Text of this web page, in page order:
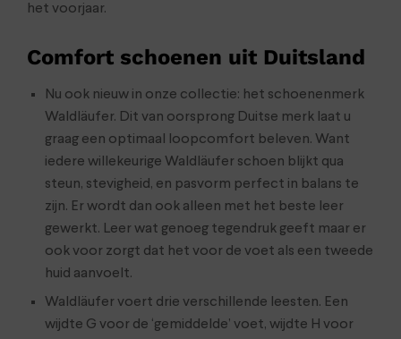
het voorjaar.
Comfort schoenen uit Duitsland
Nu ook nieuw in onze collectie: het schoenenmerk
Waldläufer. Dit van oorsprong Duitse merk laat u
graag een optimaal loopcomfort beleven. Want
iedere willekeurige Waldläufer schoen blijkt qua
steun, stevigheid, en pasvorm perfect in balans te
zijn. Er wordt dan ook alleen met het beste leer
gewerkt. Leer wat genoeg tegendruk geeft maar er
ook voor zorgt dat het voor de voet als een tweede
huid aanvoelt.
Waldläufer voert drie verschillende leesten. Een
wijdte G voor de ‘gemiddelde’ voet, wijdte H voor